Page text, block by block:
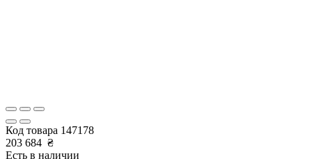
Код товара 147178
203 684 ₴
Есть в наличии